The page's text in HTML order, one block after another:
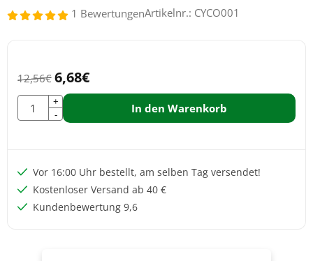
1 BewertungenArtikelnr.: CYCO001
12,56€ 6,68€
Anzahl
+
-
In den Warenkorb
Vor 16:00 Uhr bestellt, am selben Tag versendet!
Kostenloser Versand ab 40 €
Kundenbewertung 9,6